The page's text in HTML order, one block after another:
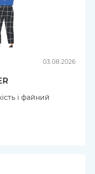
03.08.2026
і файний